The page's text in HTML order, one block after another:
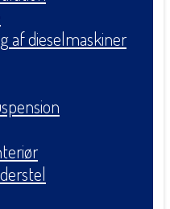
af dieselmaskiner